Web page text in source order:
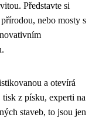
Představte si
nebo mosty s
a otevírá
z písku, experti na
staveb, to jsou jen